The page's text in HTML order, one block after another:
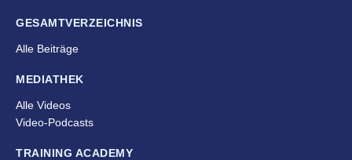
GESAMTVERZEICHNIS
Alle Beiträge
MEDIATHEK
Alle Videos
Video-Podcasts
TRAINING ACADEMY